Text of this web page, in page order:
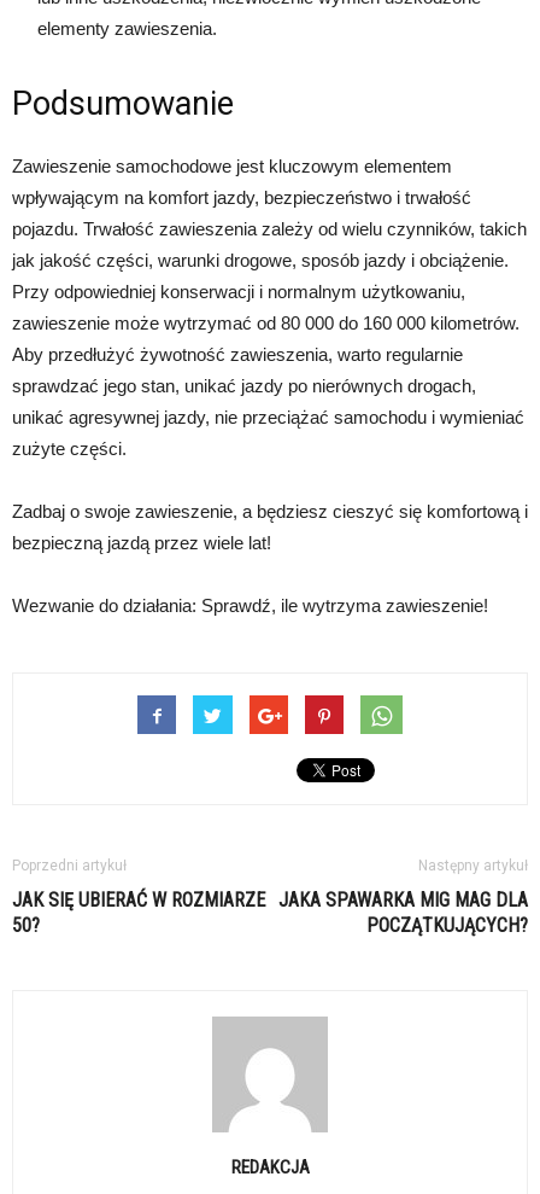
elementy zawieszenia.
Podsumowanie
Zawieszenie samochodowe jest kluczowym elementem
wpływającym na komfort jazdy, bezpieczeństwo i trwałość
pojazdu. Trwałość zawieszenia zależy od wielu czynników, takich
jak jakość części, warunki drogowe, sposób jazdy i obciążenie.
Przy odpowiedniej konserwacji i normalnym użytkowaniu,
zawieszenie może wytrzymać od 80 000 do 160 000 kilometrów.
Aby przedłużyć żywotność zawieszenia, warto regularnie
sprawdzać jego stan, unikać jazdy po nierównych drogach,
unikać agresywnej jazdy, nie przeciążać samochodu i wymieniać
zużyte części.
Zadbaj o swoje zawieszenie, a będziesz cieszyć się komfortową i
bezpieczną jazdą przez wiele lat!
Wezwanie do działania: Sprawdź, ile wytrzyma zawieszenie!
Poprzedni artykuł
JAK SIĘ UBIERAĆ W ROZMIARZE
50?
Następny artykuł
JAKA SPAWARKA MIG MAG DLA
POCZĄTKUJĄCYCH?
REDAKCJA